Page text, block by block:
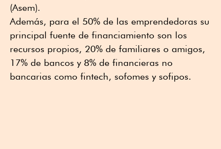
(Asem).
Además, para el 50% de las emprendedoras su
principal fuente de financiamiento son los
recursos propios, 20% de familiares o amigos,
17% de bancos y 8% de financieras no
bancarias como fintech, sofomes y sofipos.